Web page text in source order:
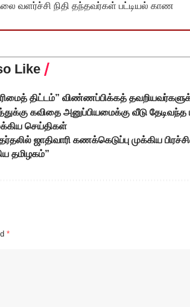
வளர்ச்சி நிதி தந்தவர்கள் பட்டியல் காண
Like
திட்டம்” விண்ணப்பிக்கத்
கவிதை அனுப்பியமைக்கு வீடு தேடிவந்த
செய்திகள்
ஜாதிவாரி கணக்கெடுப்பு முக்கிய
தமிழகம்”
*